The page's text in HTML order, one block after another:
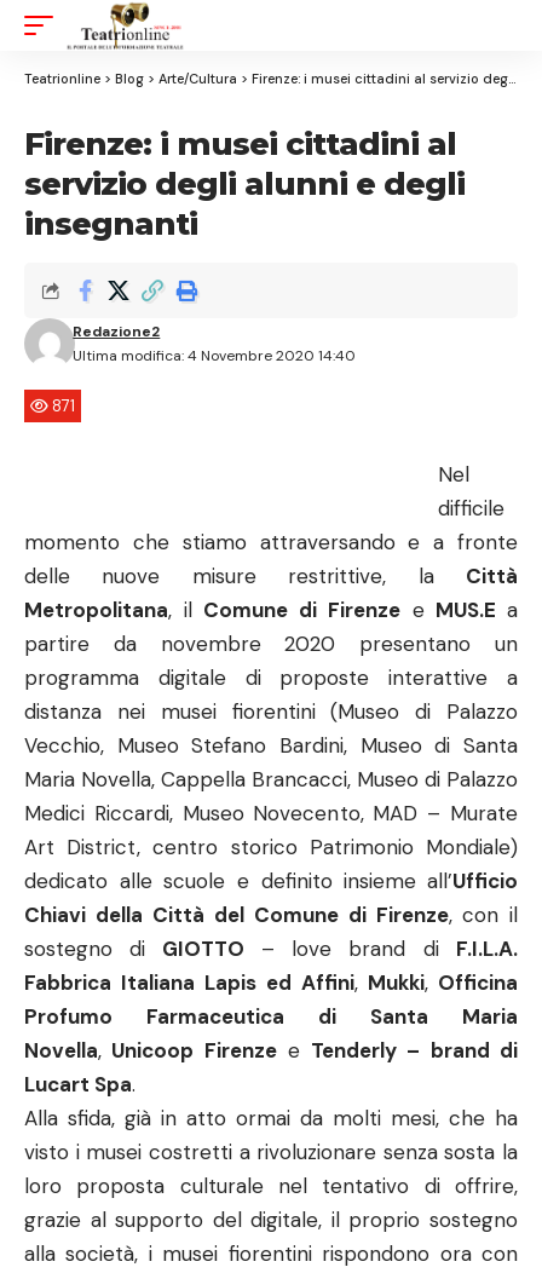
Resizer
Teatrionline > Blog > Arte/Cultura > Firenze: i musei cittadini al servizio degli alunni e degli insegnanti
Firenze: i musei cittadini al
servizio degli alunni e degli
insegnanti
Ultima modifica: 4 Novembre 2020 14:40
Redazione2
871
Nel
difficile
momento che stiamo attraversando e a fronte
delle nuove misure restrittive, la Città
Metropolitana, il Comune di Firenzee MUS.Ea
partire da novembre 2020 presentano un
programma digitale di proposte interattive a
distanza nei musei fiorentini (Museo di Palazzo
Vecchio, Museo Stefano Bardini, Museo di Santa
Maria Novella, Cappella Brancacci, Museo di Palazzo
Medici Riccardi, Museo Novecento, MAD – Murate
Art District, centro storico Patrimonio Mondiale)
dedicato alle scuole e definito insieme all’Ufficio
Chiavi della Città del Comune di Firenze, con il
sostegno di GIOTTO – love brand di F.I.L.A.
Fabbrica Italiana Lapis ed Affini, Mukki, Officina
Profumo Farmaceutica di Santa Maria
Novella, Unicoop Firenzee Tenderly – brand di
Lucart Spa.
Alla sfida, già in atto ormai da molti mesi, che ha
visto i musei costretti a rivoluzionare senza sosta la
loro proposta culturale nel tentativo di offrire,
grazie al supporto del digitale, il proprio sostegno
alla società, i musei fiorentini rispondono ora con